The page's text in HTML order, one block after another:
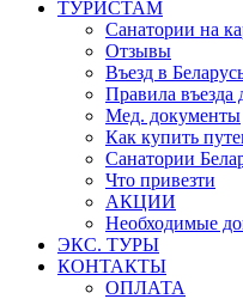
ТУРИСТАМ
Санатории на
Отзывы
Въезд в
Правила въезда
Мед. документы
Как купить
Санатории
Что привезти
АКЦИИ
Необходимые
ЭКС. ТУРЫ
КОНТАКТЫ
ОПЛАТА